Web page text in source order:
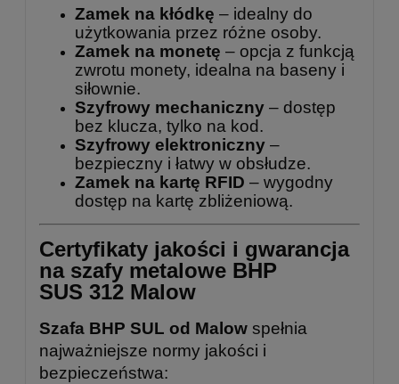
Zamek na kłódkę – idealny do
użytkowania przez różne osoby.
Zamek na monetę – opcja z funkcją
zwrotu monety, idealna na baseny i
siłownie.
Szyfrowy mechaniczny – dostęp
bez klucza, tylko na kod.
Szyfrowy elektroniczny –
bezpieczny i łatwy w obsłudze.
Zamek na kartę RFID – wygodny
dostęp na kartę zbliżeniową.
Certyfikaty jakości i gwarancja
na szafy metalowe BHP
SUS 312 Malow
Szafa BHP SUL od Malow spełnia
najważniejsze normy jakości i
bezpieczeństwa: